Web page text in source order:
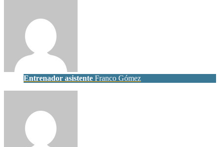
Entrenador asistente Franco Gómez